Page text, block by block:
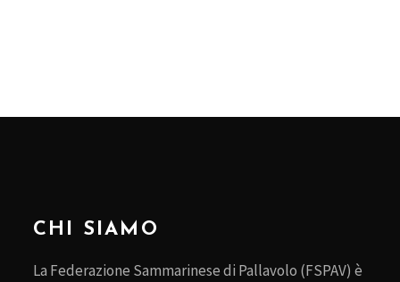
CHI SIAMO
La Federazione Sammarinese di Pallavolo (FSPAV) è